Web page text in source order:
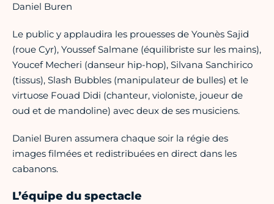
Daniel Buren
Le public y applaudira les prouesses de Younès Sajid
(roue Cyr), Youssef Salmane (équilibriste sur les mains),
Youcef Mecheri (danseur hip-hop), Silvana Sanchirico
(tissus), Slash Bubbles (manipulateur de bulles) et le
virtuose Fouad Didi (chanteur, violoniste, joueur de
oud et de mandoline) avec deux de ses musiciens.
Daniel Buren assumera chaque soir la régie des
images filmées et redistribuées en direct dans les
cabanons.
L’équipe du spectacle